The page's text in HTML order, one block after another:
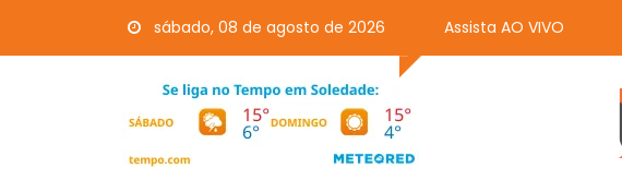
sábado, 08 de agosto de 2026 Assista AO VIVO